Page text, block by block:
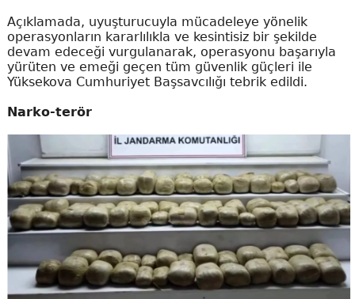
Açıklamada, uyuşturucuyla mücadeleye yönelik
operasyonların kararlılıkla ve kesintisiz bir şekilde
devam edeceği vurgulanarak, operasyonu başarıyla
yürüten ve emeği geçen tüm güvenlik güçleri ile
Yüksekova Cumhuriyet Başsavcılığı tebrik edildi.
Narko-terör